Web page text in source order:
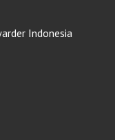
Indonesia